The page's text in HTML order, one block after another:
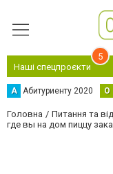
Наші спецпроєкти
5
А Абитуриенту 2020 О
Головна Питання та
где вы на дом пиццу